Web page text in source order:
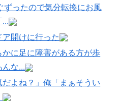
ずったので気分転換にお風
...
開けに行った
に足に障害がある方が歩
な...
よね？」俺「まぁそうい